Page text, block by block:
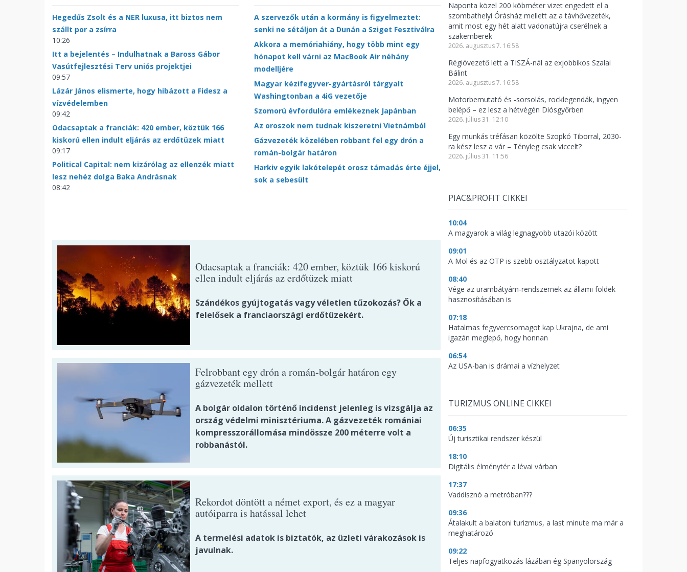
Hegedűs Zsolt és a NER luxusa, itt biztos nem
szállt por a zsírra
10:26
Itt a bejelentés – Indulhatnak a Baross Gábor
Vasútfejlesztési Terv uniós projektjei
09:57
Lázár János elismerte, hogy hibázott a Fidesz a
vízvédelemben
09:42
Odacsaptak a franciák: 420 ember, köztük 166
kiskorú ellen indult eljárás az erdőtüzek miatt
09:17
Political Capital: nem kizárólag az ellenzék miatt
lesz nehéz dolga Baka Andrásnak
08:42
A szervezők után a kormány is figyelmeztet:
senki ne sétáljon át a Dunán a Sziget Fesztiválra
Akkora a memóriahiány, hogy több mint egy
hónapot kell várni az MacBook Air néhány
modelljére
Magyar kézifegyver-gyártásról tárgyalt
Washingtonban a 4iG vezetője
Szomorú évfordulóra emlékeznek Japánban
Az oroszok nem tudnak kiszeretni Vietnámból
Gázvezeték közelében robbant fel egy drón a
román-bolgár határon
Harkiv egyik lakótelepét orosz támadás érte éjjel,
sok a sebesült
Odacsaptak a franciák: 420 ember, köztük 166 kiskorú
ellen indult eljárás az erdőtüzek miatt
Szándékos gyújtogatás vagy véletlen tűzokozás? Ők a
felelősek a franciaországi erdőtüzekért.
Felrobbant egy drón a román-bolgár határon egy
gázvezeték mellett
A bolgár oldalon történő incidenst jelenleg is vizsgálja az
ország védelmi minisztériuma. A gázvezeték romániai
kompresszorállomása mindössze 200 méterre volt a
robbanástól.
Rekordot döntött a német export, és ez a magyar
autóiparra is hatással lehet
A termelési adatok is biztatók, az üzleti várakozások is
javulnak.
Naponta közel 200 köbméter vizet engedett el a
szombathelyi Órásház mellett az a távhővezeték,
amit most egy hét alatt vadonatújra cserélnek a
szakemberek
2026. augusztus 7. 16:58
Régióvezető lett a TISZÁ-nál az exjobbikos Szalai
Bálint
2026. augusztus 7. 16:58
Motorbemutató és -sorsolás, rocklegendák, ingyen
belépő – ez lesz a hétvégén Diósgyőrben
2026. július 31. 12:10
Egy munkás tréfásan közölte Szopkó Tiborral, 2030-
ra kész lesz a vár – Tényleg csak viccelt?
2026. július 31. 11:56
PIAC&PROFIT CIKKEI
10:04
A magyarok a világ legnagyobb utazói között
09:01
A Mol és az OTP is szebb osztályzatot kapott
08:40
Vége az urambátyám-rendszernek az állami földek
hasznosításában is
07:18
Hatalmas fegyvercsomagot kap Ukrajna, de ami
igazán meglepő, hogy honnan
06:54
Az USA-ban is drámai a vízhelyzet
TURIZMUS ONLINE CIKKEI
06:35
Új turisztikai rendszer készül
18:10
Digitális élménytér a lévai várban
17:37
Vaddisznó a metróban???
09:36
Átalakult a balatoni turizmus, a last minute ma már a
meghatározó
09:22
Teljes napfogyatkozás lázában ég Spanyolország